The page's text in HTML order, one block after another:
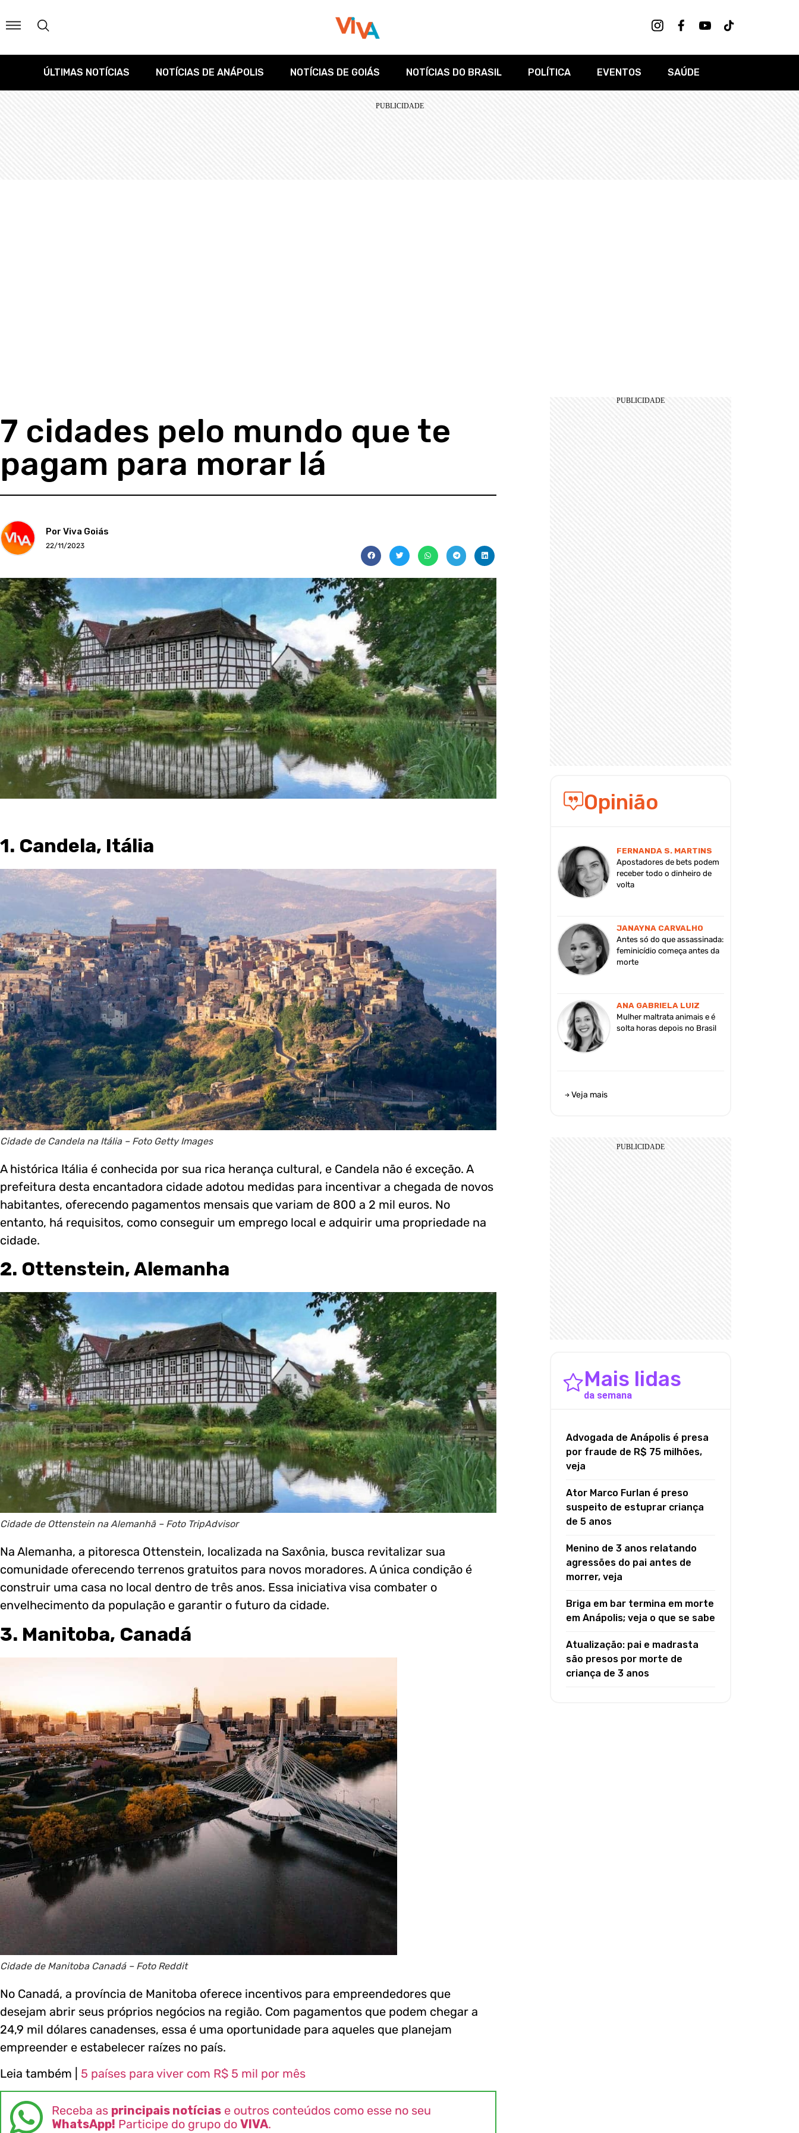
ÚLTIMAS NOTÍCIAS NOTÍCIAS DE ANÁPOLIS NOTÍCIAS DE GOIÁS NOTÍCIAS DO BRASIL POLÍTICA EVENTOS SAÚDE
7 cidades pelo mundo que te
pagam para morar lá
Por Viva Goiás
22/11/2023
1. Candela, Itália
Cidade de Candela na Itália – Foto Getty Images
A histórica Itália é conhecida por sua rica herança cultural, e Candela não é exceção. A
prefeitura desta encantadora cidade adotou medidas para incentivar a chegada de novos
habitantes, oferecendo pagamentos mensais que variam de 800 a 2 mil euros. No
entanto, há requisitos, como conseguir um emprego local e adquirir uma propriedade na
cidade.
2. Ottenstein, Alemanha
Cidade de Ottenstein na Alemanhã – Foto TripAdvisor
Na Alemanha, a pitoresca Ottenstein, localizada na Saxônia, busca revitalizar sua
comunidade oferecendo terrenos gratuitos para novos moradores. A única condição é
construir uma casa no local dentro de três anos. Essa iniciativa visa combater o
envelhecimento da população e garantir o futuro da cidade.
3. Manitoba, Canadá
Cidade de Manitoba Canadá – Foto Reddit
No Canadá, a província de Manitoba oferece incentivos para empreendedores que
desejam abrir seus próprios negócios na região. Com pagamentos que podem chegar a
24,9 mil dólares canadenses, essa é uma oportunidade para aqueles que planejam
empreender e estabelecer raízes no país.
Leia também | 5 países para viver com R$ 5 mil por mês
Receba as principais notícias e outros conteúdos como esse no seu
WhatsApp! Participe do grupo do VIVA.
Opinião
FERNANDA S. MARTINS
Apostadores de bets podem
receber todo o dinheiro de
volta
JANAYNA CARVALHO
Antes só do que assassinada:
feminicídio começa antes da
morte
ANA GABRIELA LUIZ
Mulher maltrata animais e é
solta horas depois no Brasil
Veja mais
Mais lidas
da semana
Advogada de Anápolis é presa
por fraude de R$ 75 milhões,
veja
Ator Marco Furlan é preso
suspeito de estuprar criança
de 5 anos
Menino de 3 anos relatando
agressões do pai antes de
morrer, veja
Briga em bar termina em morte
em Anápolis; veja o que se sabe
Atualização: pai e madrasta
são presos por morte de
criança de 3 anos